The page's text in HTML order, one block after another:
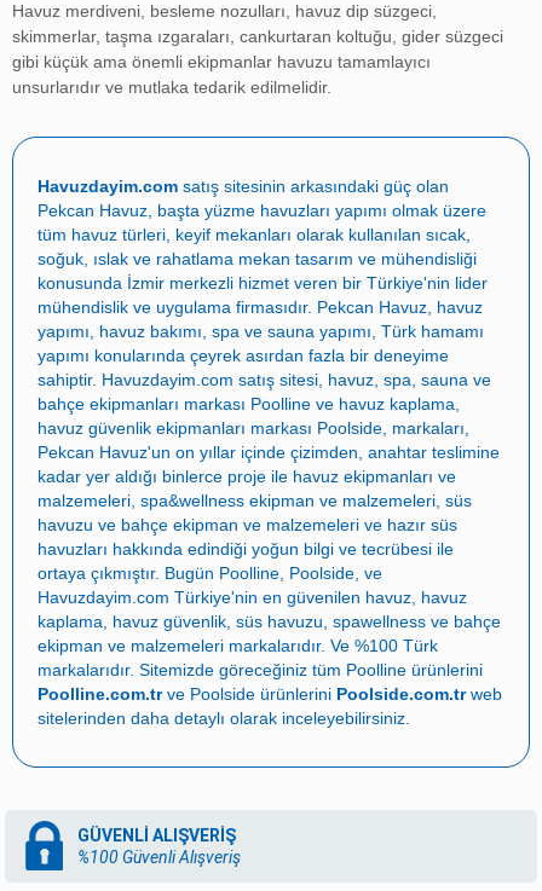
Havuz merdiveni, besleme nozulları, havuz dip süzgeci,
skimmerlar, taşma ızgaraları, cankurtaran koltuğu, gider süzgeci
gibi küçük ama önemli ekipmanlar havuzu tamamlayıcı
unsurlarıdır ve mutlaka tedarik edilmelidir.
Havuzdayim.com satış sitesinin arkasındaki güç olan
Pekcan Havuz, başta yüzme havuzları yapımı olmak üzere
tüm havuz türleri, keyif mekanları olarak kullanılan sıcak,
soğuk, ıslak ve rahatlama mekan tasarım ve mühendisliği
konusunda İzmir merkezli hizmet veren bir Türkiye'nin lider
mühendislik ve uygulama firmasıdır. Pekcan Havuz, havuz
yapımı, havuz bakımı, spa ve sauna yapımı, Türk hamamı
yapımı konularında çeyrek asırdan fazla bir deneyime
sahiptir. Havuzdayim.com satış sitesi, havuz, spa, sauna ve
bahçe ekipmanları markası Poolline ve havuz kaplama,
havuz güvenlik ekipmanları markası Poolside, markaları,
Pekcan Havuz'un on yıllar içinde çizimden, anahtar teslimine
kadar yer aldığı binlerce proje ile havuz ekipmanları ve
malzemeleri, spa&wellness ekipman ve malzemeleri, süs
havuzu ve bahçe ekipman ve malzemeleri ve hazır süs
havuzları hakkında edindiği yoğun bilgi ve tecrübesi ile
ortaya çıkmıştır. Bugün Poolline, Poolside, ve
Havuzdayim.com Türkiye'nin en güvenilen havuz, havuz
kaplama, havuz güvenlik, süs havuzu, spawellness ve bahçe
ekipman ve malzemeleri markalarıdır. Ve %100 Türk
markalarıdır. Sitemizde göreceğiniz tüm Poolline ürünlerini
Poolline.com.trve Poolside ürünlerini Poolside.com.trweb
sitelerinden daha detaylı olarak inceleyebilirsiniz.
GÜVENLİ ALIŞVERİŞ
%100 Güvenli Alışveriş